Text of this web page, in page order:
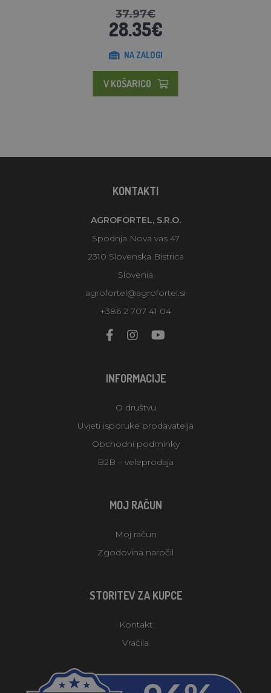
37.97€
28.35€
NA ZALOGI
V KOŠARICO
KONTAKTI
AGROFORTEL, S.R.O.
Spodnja Nova vas 47
2310 Slovenska Bistrica
Slovenia
agrofortel@agrofortel.si
+386 2 707 41 04
INFORMACIJE
O društvu
Uvjeti isporuke prodavatelja
Obchodní podmínky
B2B – veleprodaja
MOJ RAČUN
Moj račun
Zgodovina naročil
STORITEV ZA KUPCE
Kontakt
Vračila